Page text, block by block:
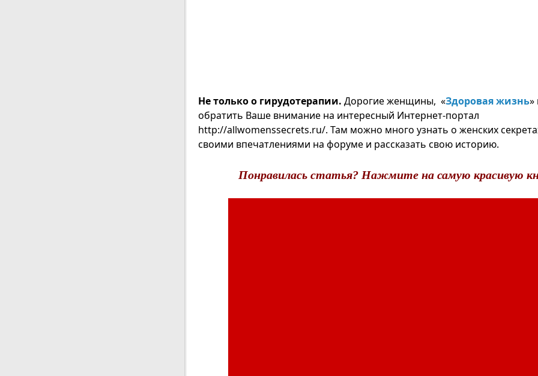
Не только о гирудотерапии. Дорогие женщины, «Здоровая жизнь»
обратить Ваше внимание на интересный Интернет-портал
http://allwomenssecrets.ru/. Там можно много узнать о женских
своими впечатлениями на форуме и рассказать свою историю.
Понравилась статья? Нажмите на самую красивую